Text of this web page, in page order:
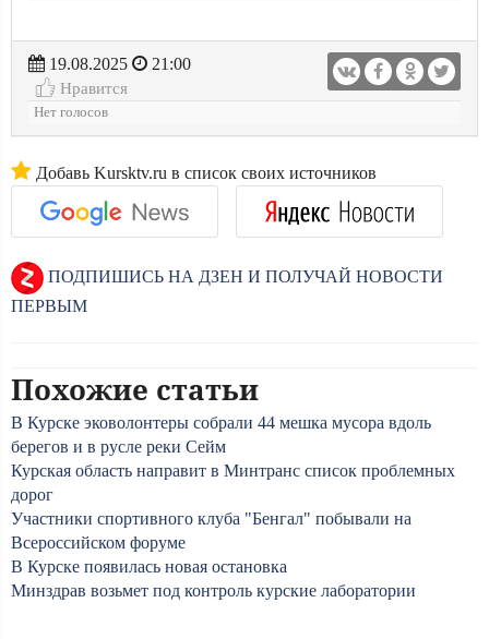
19.08.2025
21:00
Нравится
Нет голосов
Добавь Kursktv.ru в список своих источников
ПОДПИШИСЬ НА ДЗЕН И ПОЛУЧАЙ НОВОСТИ
ПЕРВЫМ
Похожие статьи
В Курске эковолонтеры собрали 44 мешка мусора вдоль
берегов и в русле реки Сейм
Курская область направит в Минтранс список проблемных
дорог
Участники спортивного клуба "Бенгал" побывали на
Всероссийском форуме
В Курске появилась новая остановка
Минздрав возьмет под контроль курские лаборатории